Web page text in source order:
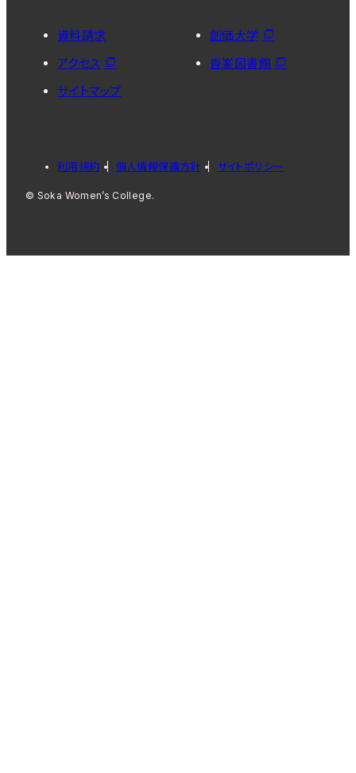
資料請求
アクセス
サイトマップ
創価大学
香峯図書館
利用規約 個人情報保護方針 サイトポリシー
© Soka Women’s College.